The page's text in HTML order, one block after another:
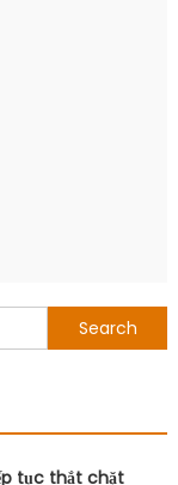
tục thắt chặt